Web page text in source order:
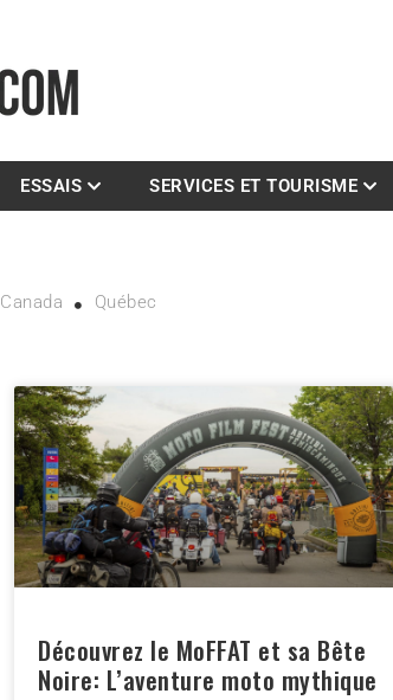
ESSAIS SERVICES ET TOURISME
Canada Québec
Découvrez le MoFFAT et sa Bête
Noire: L’aventure moto mythique